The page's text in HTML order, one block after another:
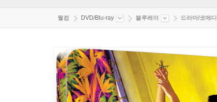
웰컴 DVD/Blu-ray 블루레이 드라마/코메